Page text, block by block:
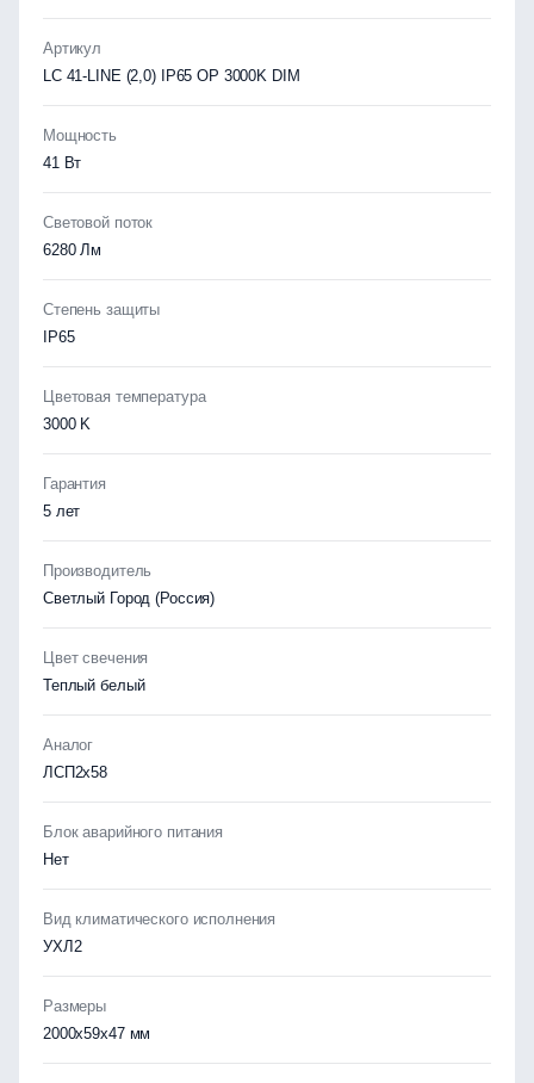
Артикул
LC 41-LINE (2,0) IP65 OP 3000K DIM
Мощность
41 Вт
Световой поток
6280 Лм
Степень защиты
IP65
Цветовая температура
3000 K
Гарантия
5 лет
Производитель
Светлый Город (Россия)
Цвет свечения
Теплый белый
Аналог
ЛСП2х58
Блок аварийного питания
Нет
Вид климатического исполнения
УХЛ2
Размеры
2000х59х47 мм